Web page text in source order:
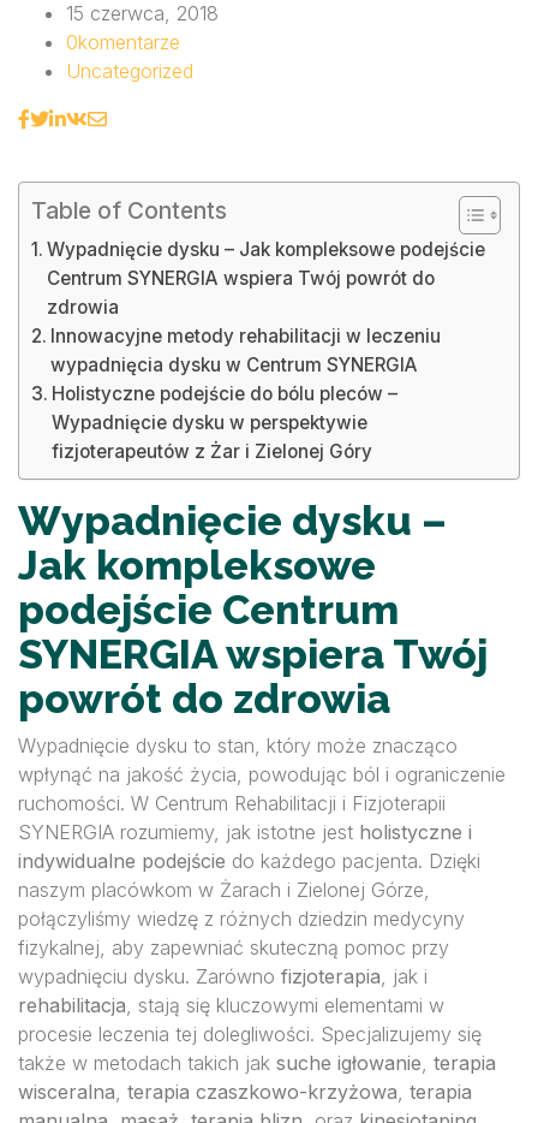
15 czerwca, 2018
0komentarze
Uncategorized
Table of Contents
Wypadnięcie dysku – Jak kompleksowe podejście
Centrum SYNERGIA wspiera Twój powrót do
zdrowia
Innowacyjne metody rehabilitacji w leczeniu
wypadnięcia dysku w Centrum SYNERGIA
Holistyczne podejście do bólu pleców –
Wypadnięcie dysku w perspektywie
fizjoterapeutów z Żar i Zielonej Góry
Wypadnięcie dysku –
Jak kompleksowe
podejście Centrum
SYNERGIA wspiera Twój
powrót do zdrowia
Wypadnięcie dysku to stan, który może znacząco
wpłynąć na jakość życia, powodując ból i ograniczenie
ruchomości. W Centrum Rehabilitacji i Fizjoterapii
SYNERGIA rozumiemy, jak istotne jest holistyczne i
indywidualne podejście do każdego pacjenta. Dzięki
naszym placówkom w Żarach i Zielonej Górze,
połączyliśmy wiedzę z różnych dziedzin medycyny
fizykalnej, aby zapewniać skuteczną pomoc przy
wypadnięciu dysku. Zarówno fizjoterapia, jak i
rehabilitacja, stają się kluczowymi elementami w
procesie leczenia tej dolegliwości. Specjalizujemy się
także w metodach takich jak suche igłowanie, terapia
wisceralna, terapia czaszkowo-krzyżowa, terapia